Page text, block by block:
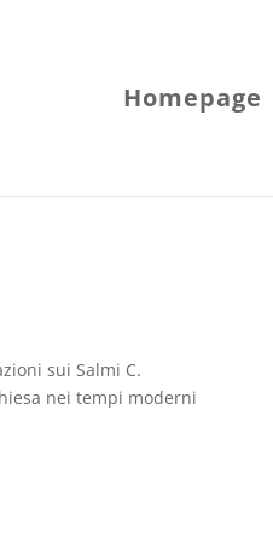
Homepage
sui Salmi C.
nei tempi moderni